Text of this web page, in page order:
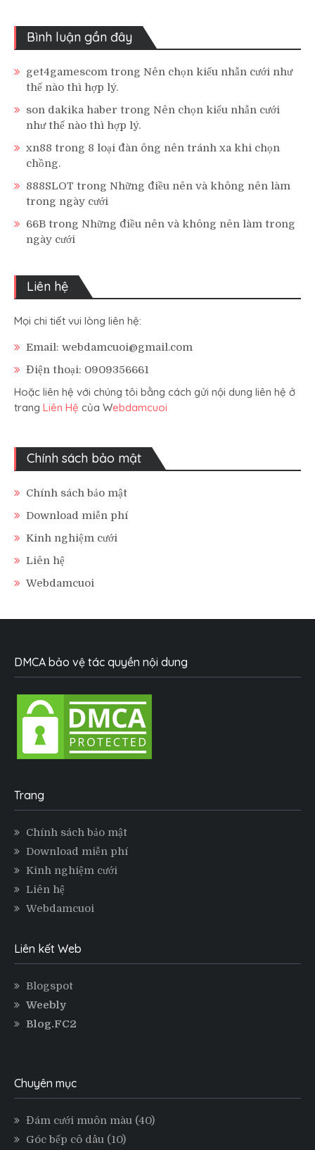
Bình luận gần đây
get4gamescom trong Nên chọn kiểu nhẫn cưới như
thế nào thì hợp lý.
son dakika haber trong Nên chọn kiểu nhẫn cưới
như thế nào thì hợp lý.
xn88 trong 8 loại đàn ông nên tránh xa khi chọn
chồng.
888SLOT trong Những điều nên và không nên làm
trong ngày cưới
66B trong Những điều nên và không nên làm trong
ngày cưới
Liên hệ
Mọi chi tiết vui lòng liên hệ:
Email: webdamcuoi@gmail.com
Điện thoại: 0909356661
Hoặc liên hệ với chúng tôi bằng cách gửi nội dung liên hệ ở
trang Liên Hệ của Webdamcuoi
Chính sách bảo mật
Chính sách bảo mật
Download miễn phí
Kinh nghiệm cưới
Liên hệ
Webdamcuoi
DMCA bảo vệ tác quyền nội dung
Trang
Chính sách bảo mật
Download miễn phí
Kinh nghiệm cưới
Liên hệ
Webdamcuoi
Liên kết Web
Blogspot
Weebly
Blog.FC2
Chuyên mục
Đám cưới muôn màu (40)
Góc bếp cô dâu (10)